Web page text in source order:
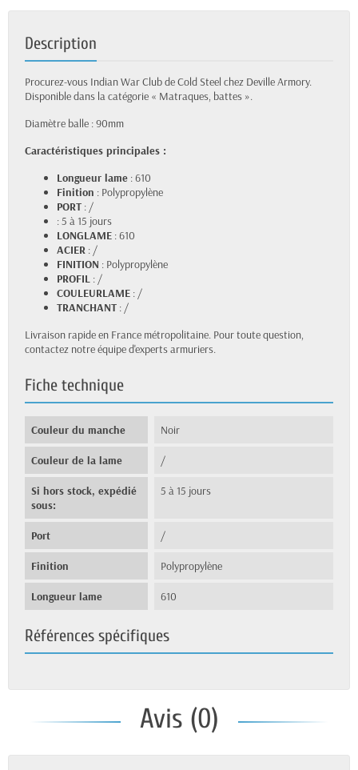
Description
Procurez-vous Indian War Club de Cold Steel chez Deville Armory.
Disponible dans la catégorie « Matraques, battes ».
Diamètre balle : 90mm
Caractéristiques principales :
Longueur lame : 610
Finition : Polypropylène
PORT : /
: 5 à 15 jours
LONGLAME : 610
ACIER : /
FINITION : Polypropylène
PROFIL : /
COULEURLAME : /
TRANCHANT : /
Livraison rapide en France métropolitaine. Pour toute question,
contactez notre équipe d'experts armuriers.
Fiche technique
Couleur du manche Noir
Couleur de la lame /
Si hors stock, expédié
sous:
5 à 15 jours
Port /
Finition Polypropylène
Longueur lame 610
Références spécifiques
Avis (0)